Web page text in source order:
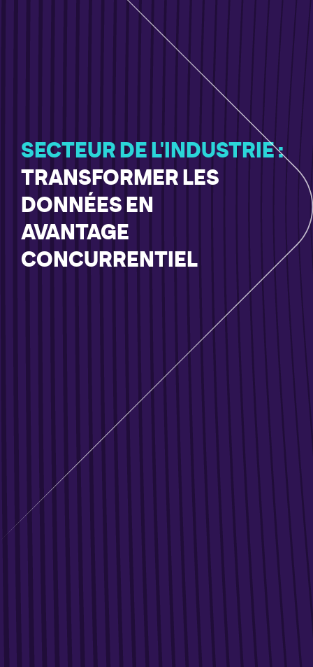
SECTEUR DE L'INDUSTRIE :
TRANSFORMER LES
DONNÉES EN
AVANTAGE
CONCURRENTIEL